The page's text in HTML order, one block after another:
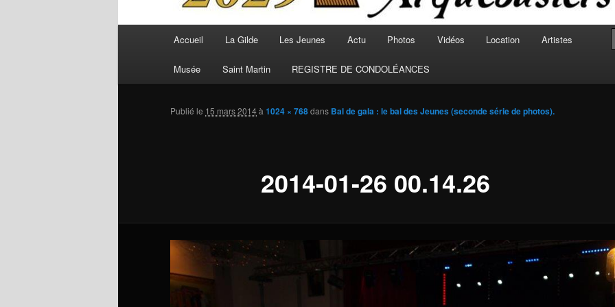
Accueil La Gilde Les Jeunes Actu Photos Vidéos Location Artistes
Musée Saint Martin REGISTRE DE CONDOLÉANCES
2014-01-26 00.14.26
Publié le 15 mars 2014à 1024 × 768dans Bal de gala : le bal des Jeunes (seconde série de photos).